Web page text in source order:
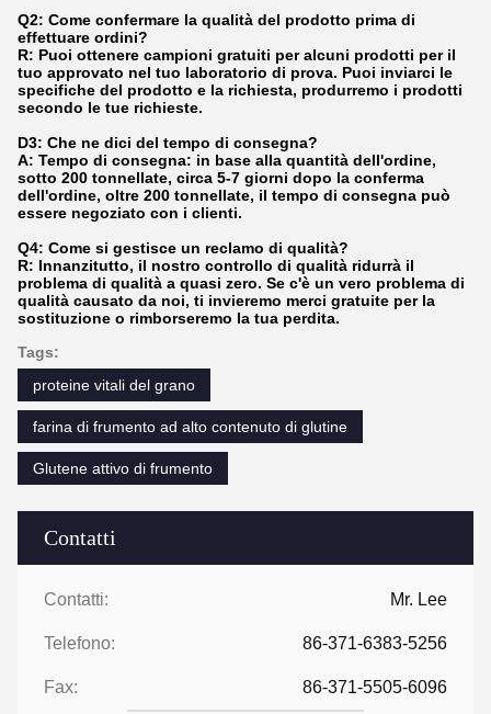
Contatti
Contatti: Mr. Lee
Telefono: 86-371-6383-5256
Fax: 86-371-5505-6096
Q2: Come confermare la qualità del prodotto prima di
effettuare ordini?
R: Puoi ottenere campioni gratuiti per alcuni prodotti per il
tuo approvato nel tuo laboratorio di prova. Puoi inviarci le
specifiche del prodotto e la richiesta, produrremo i prodotti
secondo le tue richieste.
D3: Che ne dici del tempo di consegna?
A: Tempo di consegna: in base alla quantità dell'ordine,
sotto 200 tonnellate, circa 5-7 giorni dopo la conferma
dell'ordine, oltre 200 tonnellate, il tempo di consegna può
essere negoziato con i clienti.
Q4: Come si gestisce un reclamo di qualità?
R: Innanzitutto, il nostro controllo di qualità ridurrà il
problema di qualità a quasi zero. Se c'è un vero problema di
qualità causato da noi, ti invieremo merci gratuite per la
sostituzione o rimborseremo la tua perdita.
Tags:
proteine vitali del grano
farina di frumento ad alto contenuto di glutine
Glutene attivo di frumento